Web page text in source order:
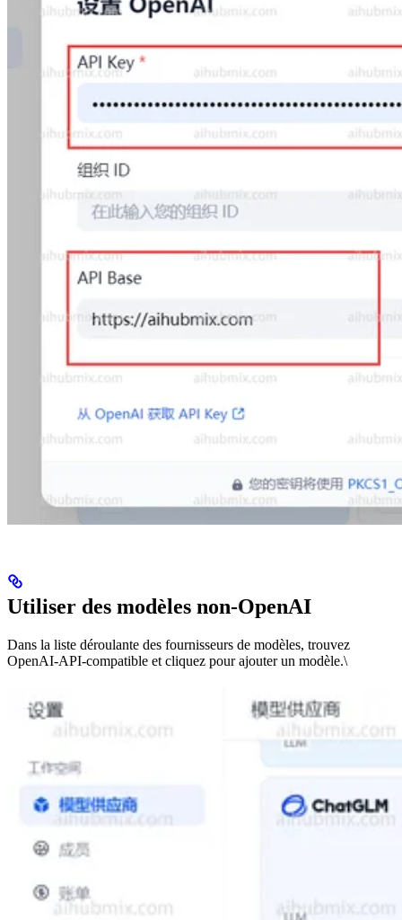
Utiliser des modèles non-OpenAI
Dans la liste déroulante des fournisseurs de modèles, trouvez
OpenAI-API-compatible et cliquez pour ajouter un modèle.\